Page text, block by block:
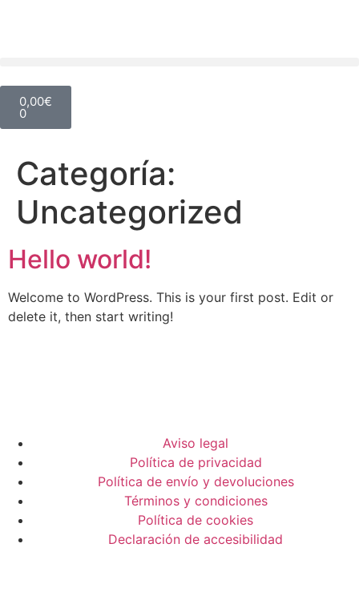
0,00€
0
Categoría:
Uncategorized
Hello world!
Welcome to WordPress. This is your first post. Edit or
delete it, then start writing!
Aviso legal
Política de privacidad
Política de envío y devoluciones
Términos y condiciones
Política de cookies
Declaración de accesibilidad